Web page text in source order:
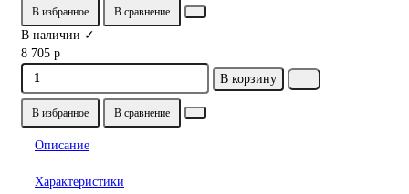
В избранное В сравнение
В наличии ✓
8 705 р
В корзину
В избранное В сравнение
Описание
Характеристики